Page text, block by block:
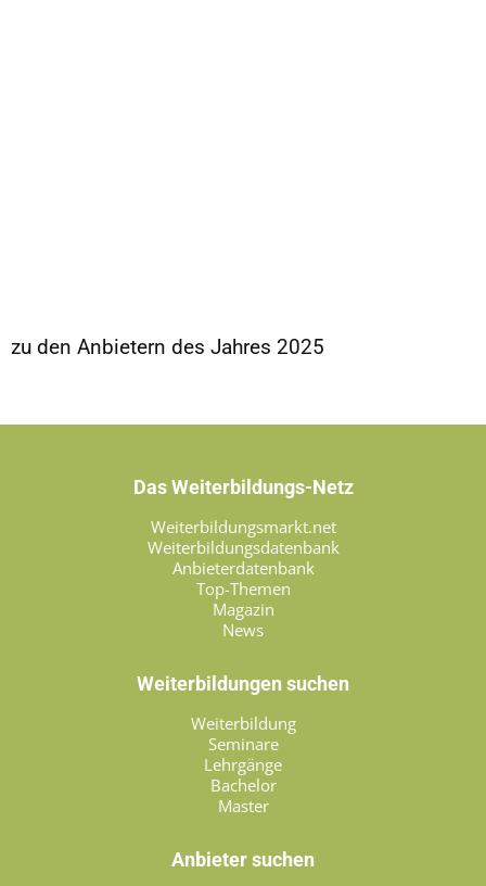
zu den Anbietern des Jahres 2025
Das Weiterbildungs-Netz
Weiterbildungsmarkt.net
Weiterbildungsdatenbank
Anbieterdatenbank
Top-Themen
Magazin
News
Weiterbildungen suchen
Weiterbildung
Seminare
Lehrgänge
Bachelor
Master
Anbieter suchen